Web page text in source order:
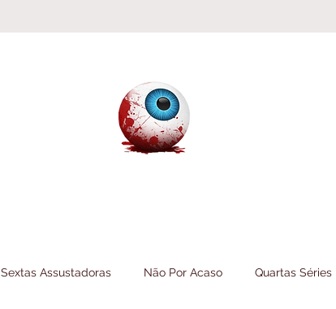
Sextas Assustadoras Não Por Acaso Quartas Séries